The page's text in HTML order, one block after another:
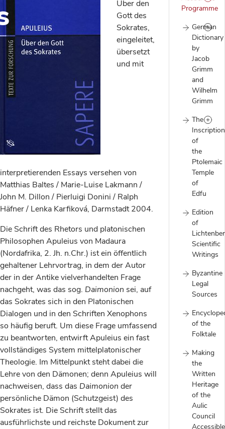
Programme
German
Dictionary
by
Jacob
Grimm
and
Wilhelm
Grimm
The
of
the
Ptolemaic
Temple
of
Edfu
Edition
of
Scientific
Writings
Byzantine
Legal
Sources
of the
Folktale
Making
the
Written
Heritage
of the
Aulic
Council
Accessible
Über den
Gott des
Sokrates,
eingeleitet,
übersetzt
und mit
interpretierenden Essays versehen von
Matthias Baltes / Marie-Luise Lakmann /
John M. Dillon / Pierluigi Donini / Ralph
Häfner / Lenka Karfiková, Darmstadt 2004.
Die Schrift des Rhetors und platonischen
Philosophen Apuleius von Madaura
(Nordafrika, 2. Jh. n.Chr.) ist ein öffentlich
gehaltener Lehrvortrag, in dem der Autor
der in der Antike vielverhandelten Frage
nachgeht, was das sog. Daimonion sei, auf
das Sokrates sich in den Platonischen
Dialogen und in den Schriften Xenophons
so häufig beruft. Um diese Frage umfassend
zu beantworten, entwirft Apuleius ein fast
vollständiges System mittelplatonischer
Theologie. Im Mittelpunkt steht dabei die
Lehre von den Dämonen; denn Apuleius will
nachweisen, dass das Daimonion der
persönliche Dämon (Schutzgeist) des
Sokrates ist. Die Schrift stellt das
ausführlichste und reichste Dokument zur